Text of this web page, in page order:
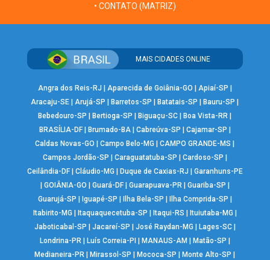
• CONTATO (MATRIZ)
MAIS CIDADES ONLINE
Angra dos Reis-RJ Aparecida de Goiânia-GO Apiaí-SP
Aracaju-SE |Arujá-SP Barretos-SP Batatais-SP Bauru-SP
Bebedouro-SP
Bertioga-SP Biguaçu-SC Boa Vista-RR
BRASÍLIA-DF| Brumado-BA| Cabreúva-SP Cajamar-SP
Caldas Novas-GO
|Campo Belo-MG |CAMPO GRANDE-MS
Campos Jordão-SP
Caraguatatuba-SP Cardoso-SP
Ceilândia-DF| Cláudio-MG Duque de Caxias-RJ
Garanhuns-PE
GOIÂNIA-GO Guará-DF| Guarapuava-PR| Guariba-SP
Guarujá-SP
Iguapé-SP Ilha Bela-SP Ilha Comprida-SP
Itabirito-MG
Itaquaquecetuba-SP Itaqui-RS Ituiutaba-MG
Jaboticabal-SP
Jacareí-SP José Raydan-MG Lages-SC|
Londrina-PR| Luís Correia-PI MANAUS-AM Matão-SP
Medianeira-PR
Mirassol-SP Mococa-SP Monte Alto-SP